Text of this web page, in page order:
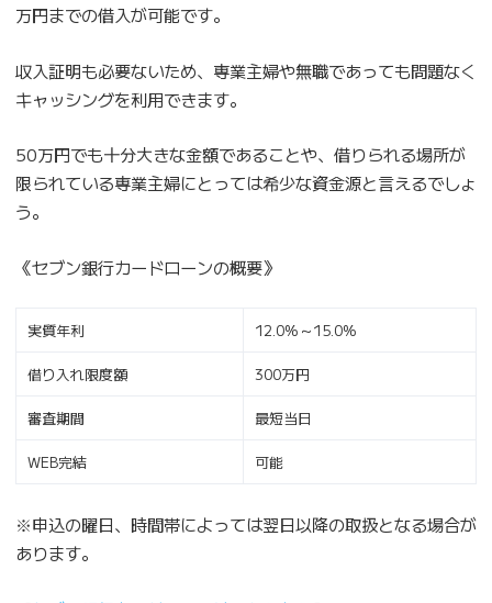
万円までの借入が可能です。
収入証明も必要ないため、専業主婦や無職であっても問題なく
キャッシングを利用できます。
50万円でも十分大きな金額であることや、借りられる場所が
限られている専業主婦にとっては希少な資金源と言えるでしょ
う。
《セブン銀行カードローンの概要》
実質年利 12.0%～15.0%
借り入れ限度額 300万円
審査期間 最短当日
WEB完結 可能
※申込の曜日、時間帯によっては翌日以降の取扱となる場合が
あります。